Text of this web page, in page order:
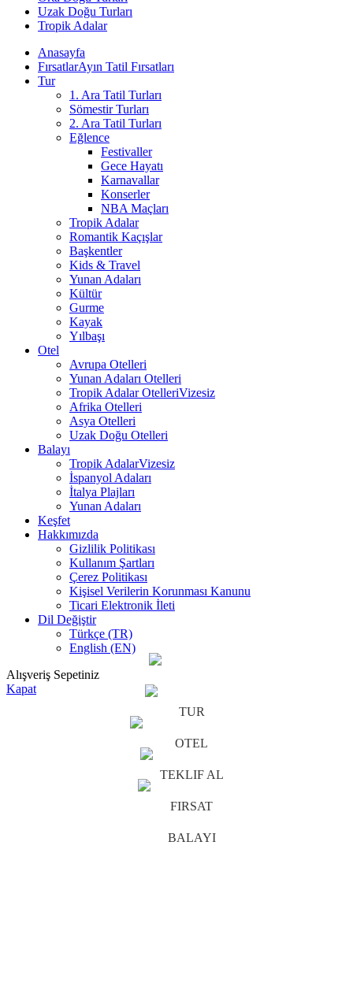
Uzak Doğu Turları
Tropik Adalar
Anasayfa
FırsatlarAyın Tatil Fırsatları
Tur
1. Ara Tatil Turları
Sömestir Turları
2. Ara Tatil Turları
Eğlence
Festivaller
Gece Hayatı
Karnavallar
Konserler
NBA Maçları
Tropik Adalar
Romantik Kaçışlar
Başkentler
Kids & Travel
Yunan Adaları
Kültür
Gurme
Kayak
Yılbaşı
Otel
Avrupa Otelleri
Yunan Adaları Otelleri
Tropik Adalar OtelleriVizesiz
Afrika Otelleri
Asya Otelleri
Uzak Doğu Otelleri
Balayı
Tropik AdalarVizesiz
İspanyol Adaları
İtalya Plajları
Yunan Adaları
Keşfet
Hakkımızda
Gizlilik Politikası
Kullanım Şartları
Çerez Politikası
Kişisel Verilerin Korunması Kanunu
Ticari Elektronik İleti
Dil Değiştir
Türkçe (TR)
English (EN)
Alışveriş Sepetiniz
Kapat
TUR
OTEL
TEKLIF AL
FIRSAT
BALAYI